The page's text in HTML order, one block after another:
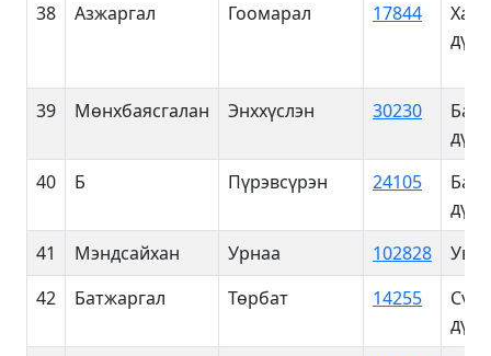
38
Азжаргал Гоомарал 17844
Хан-
39 Мөнхбаясгалан Энххүслэн 30230
40
Б Пүрэвсүрэн 24105
41
Мэндсайхан Урнаа 102828
Увс
42
Батжаргал Төрбат 14255